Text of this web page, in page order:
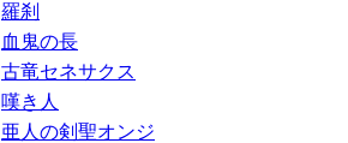
羅刹
血鬼の長
古竜セネサクス
嘆き人
亜人の剣聖オンジ